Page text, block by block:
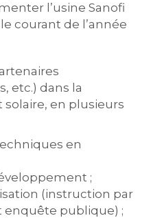
l’usine Sanofi
courant de l’année
etc.) dans la
en plusieurs
en
;
(instruction par
enquête publique) ;